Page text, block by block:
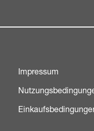
Impressum